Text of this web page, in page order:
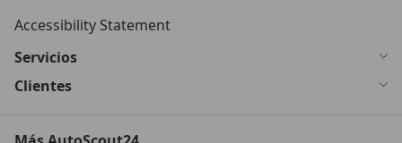
Accessibility Statement
Servicios
Clientes